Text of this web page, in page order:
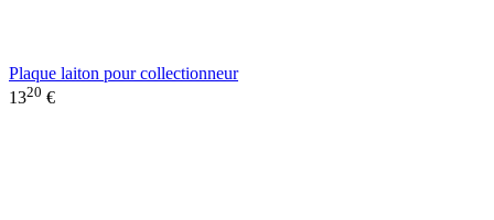
Plaque laiton pour collectionneur
1320 €